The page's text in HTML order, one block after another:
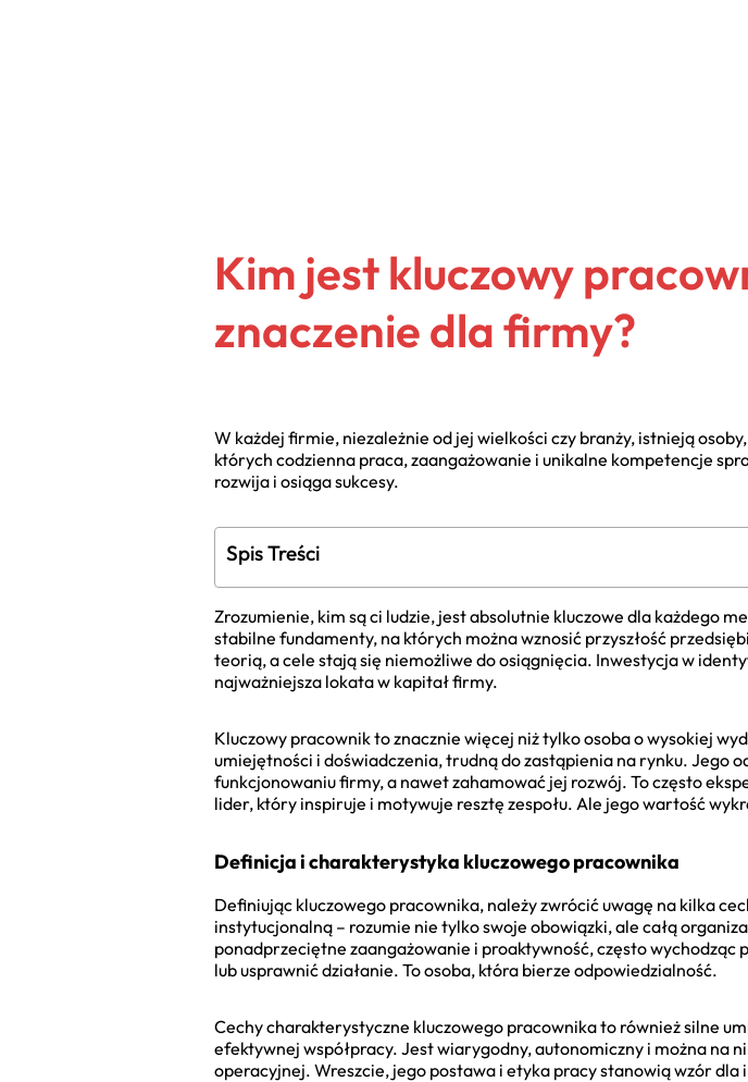
Kim jest kluczowy
znaczenie dla firmy?
W każdej firmie, niezależnie od jej wielkości czy branży, istnieją
których codzienna praca, zaangażowanie i unikalne kompetencje
rozwija i osiąga sukcesy.
Spis Treści
Zrozumienie, kim są ci ludzie, jest absolutnie kluczowe dla każdego
stabilne fundamenty, na których można wznosić przyszłość
teorią, a cele stają się niemożliwe do osiągnięcia. Inwestycja w
najważniejsza lokata w kapitał firmy.
Kluczowy pracownik to znacznie więcej niż tylko osoba o wysokiej
umiejętności i doświadczenia, trudną do zastąpienia na rynku. Jego
funkcjonowaniu firmy, a nawet zahamować jej rozwój. To często
lider, który inspiruje i motywuje resztę zespołu. Ale jego wartość
Definicja i charakterystyka kluczowego pracownika
Definiując kluczowego pracownika, należy zwrócić uwagę na kilka
instytucjonalną – rozumie nie tylko swoje obowiązki, ale całą
ponadprzeciętne zaangażowanie i proaktywność, często
lub usprawnić działanie. To osoba, która bierze odpowiedzialność.
Cechy charakterystyczne kluczowego pracownika to również silne
efektywnej współpracy. Jest wiarygodny, autonomiczny i można na
operacyjnej. Wreszcie, jego postawa i etyka pracy stanowią wzór dla